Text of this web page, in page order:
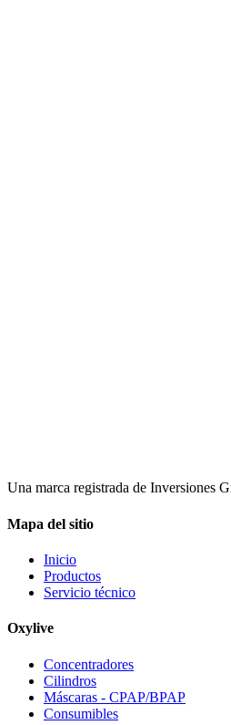
Una marca registrada de Inversiones
Mapa del sitio
Inicio
Productos
Servicio técnico
Oxylive
Concentradores
Cilindros
Máscaras - CPAP/BPAP
Consumibles